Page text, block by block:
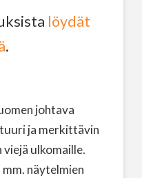
löydät
.
johtava
ja merkittävin
ulkomaille.
näytelmien